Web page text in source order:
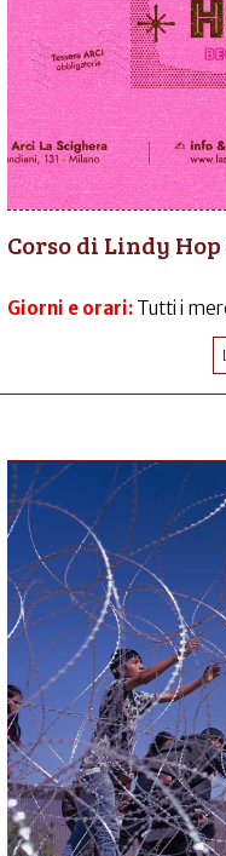
Corso di Lindy
Giorni e orari: Tutti i